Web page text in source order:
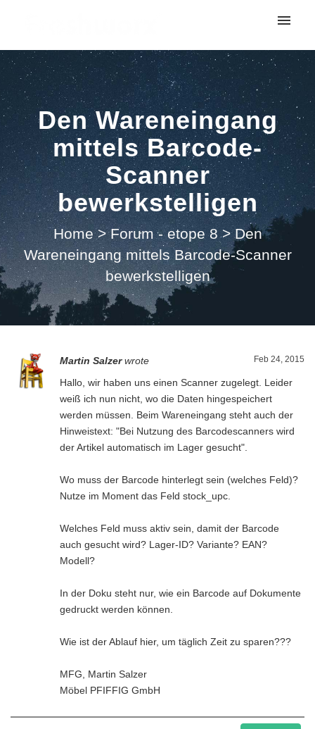
My tickets
Submit ticket
LoginDen Wareneingang
mittels Barcode-
Scanner
bewerkstelligen
Home > Forum - etope 8 > Den
Wareneingang mittels Barcode-Scanner
bewerkstelligen
Feb 24, 2015
Martin Salzer wrote
Hallo, wir haben uns einen Scanner zugelegt. Leider
weiß ich nun nicht, wo die Daten hingespeichert
werden müssen. Beim Wareneingang steht auch der
Hinweistext: "Bei Nutzung des Barcodescanners wird
der Artikel automatisch im Lager gesucht".
Wo muss der Barcode hinterlegt sein (welches Feld)?
Nutze im Moment das Feld stock_upc.
Welches Feld muss aktiv sein, damit der Barcode
auch gesucht wird? Lager-ID? Variante? EAN?
Modell?
In der Doku steht nur, wie ein Barcode auf Dokumente
gedruckt werden können.
Wie ist der Ablauf hier, um täglich Zeit zu sparen???
MFG, Martin Salzer
Möbel PFIFFIG GmbH